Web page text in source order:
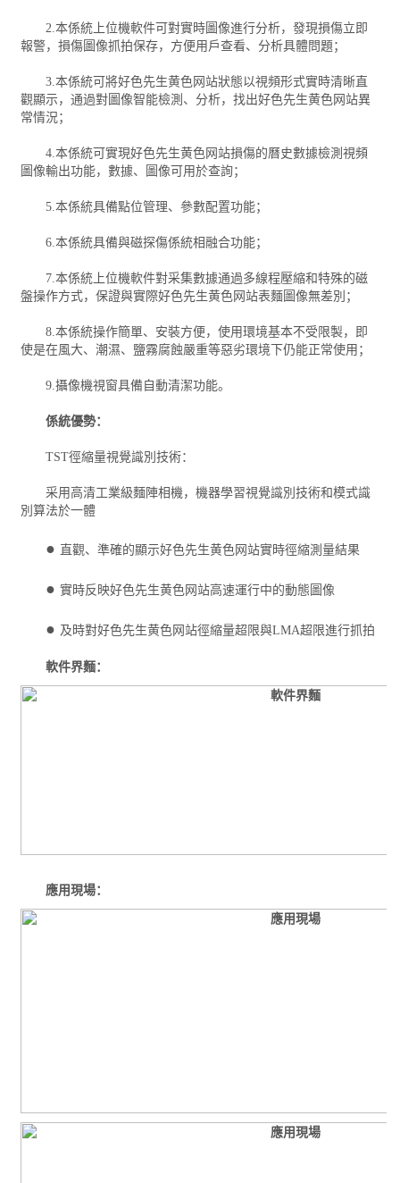
2.本係統上位機軟件可對實時圖像進行分析，發現損傷立即
報警，損傷圖像抓拍保存，方便用戶查看、分析具體問題；
3.本係統可將好色先生黄色网站狀態以視頻形式實時清晰直
觀顯示，通過對圖像智能檢測、分析，找出好色先生黄色网站異
常情況；
4.本係統可實現好色先生黄色网站損傷的曆史數據檢測視頻
圖像輸出功能，數據、圖像可用於查詢；
5.本係統具備點位管理、參數配置功能；
6.本係統具備與磁探傷係統相融合功能；
7.本係統上位機軟件對采集數據通過多線程壓縮和特殊的磁
盤操作方式，保證與實際好色先生黄色网站表麵圖像無差別；
8.本係統操作簡單、安裝方便，使用環境基本不受限製，即
使是在風大、潮濕、鹽霧腐蝕嚴重等惡劣環境下仍能正常使用；
9.攝像機視窗具備自動清潔功能。
係統優勢：
TST徑縮量視覺識別技術：
采用高清工業級麵陣相機，機器學習視覺識別技術和模式識
別算法於一體
● 直觀、準確的顯示好色先生黄色网站實時徑縮測量結果
● 實時反映好色先生黄色网站高速運行中的動態圖像
● 及時對好色先生黄色网站徑縮量超限與LMA超限進行抓拍
軟件界麵：
應用現場：